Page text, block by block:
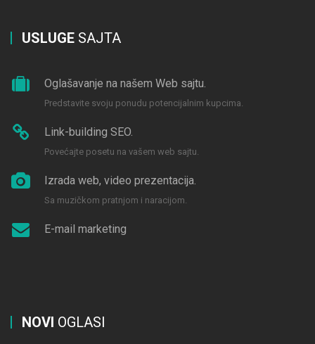
USLUGE SAJTA
Oglašavanje na našem Web sajtu.
Predstavite svoju ponudu potencijalnim kupcima.
Link-building SEO.
Povećajte posetu na vašem web sajtu.
Izrada web, video prezentacija.
Sa muzičkom pratnjom i naracijom.
E-mail marketing
NOVI OGLASI